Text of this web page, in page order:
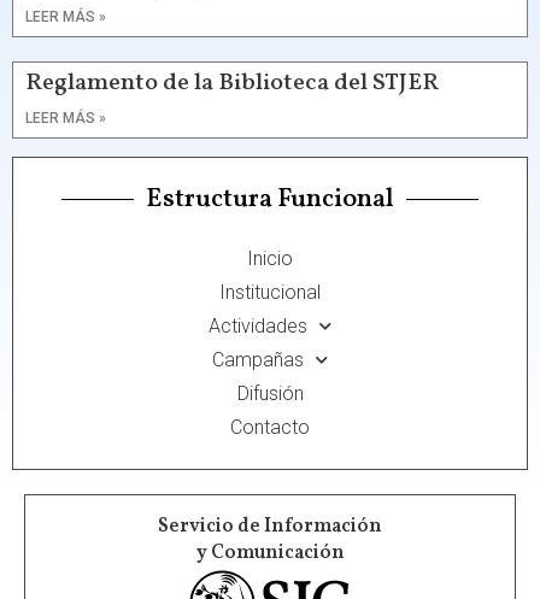
LEER MÁS »
Reglamento de la Biblioteca del STJER
LEER MÁS »
Estructura Funcional
Inicio
Institucional
Actividades
Campañas
Difusión
Contacto
Servicio de Información
y Comunicación